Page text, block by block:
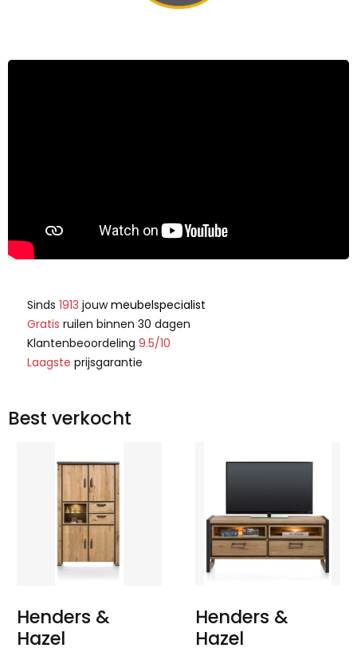
Sinds 1913 jouwmeubelspecialist
Gratis ruilen binnen 30 dagen
Klantenbeoordeling 9.5/10
Laagste prijsgarantie
Best verkocht
Henders &
Hazel
Henders &
Hazel